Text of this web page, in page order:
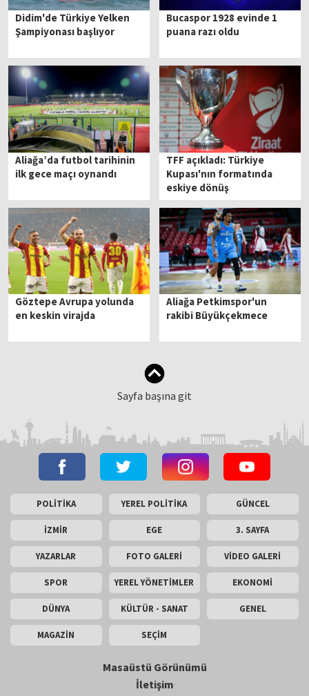
Didim'de Türkiye Yelken
Şampiyonası başlıyor
Bucaspor 1928 evinde 1
puana razı oldu
Aliağa’da futbol tarihinin
ilk gece maçı oynandı
TFF açıkladı: Türkiye
Kupası'nın formatında
eskiye dönüş
Göztepe Avrupa yolunda
en keskin virajda
Aliağa Petkimspor'un
rakibi Büyükçekmece
Sayfa başına git
POLİTİKA YEREL POLİTİKA GÜNCEL
İZMİR EGE 3. SAYFA
YAZARLAR FOTO GALERİ VİDEO GALERİ
SPOR YEREL YÖNETİMLER EKONOMİ
DÜNYA KÜLTÜR - SANAT GENEL
MAGAZİN SEÇİM
Masaüstü Görünümü
İletişim